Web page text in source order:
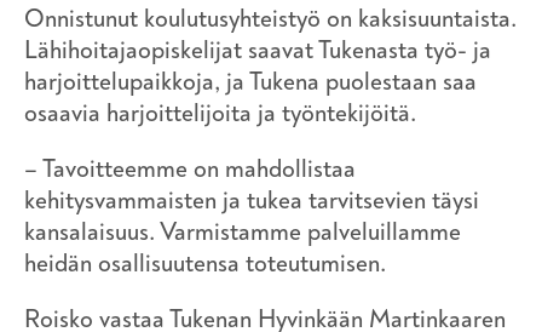
Onnistunut koulutusyhteistyö on kaksisuuntaista.
Lähihoitajaopiskelijat saavat Tukenasta työ- ja
harjoittelupaikkoja, ja Tukena puolestaan saa
osaavia harjoittelijoita ja työntekijöitä.
– Tavoitteemme on mahdollistaa
kehitysvammaisten ja tukea tarvitsevien täysi
kansalaisuus. Varmistamme palveluillamme
heidän osallisuutensa toteutumisen.
Roisko vastaa Tukenan Hyvinkään Martinkaaren